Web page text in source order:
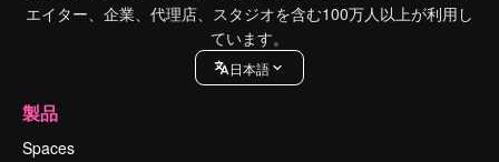
エイター、企業、代理店、スタジオを含む100万人以上が利用し
ています。
日本語
製品
Spaces